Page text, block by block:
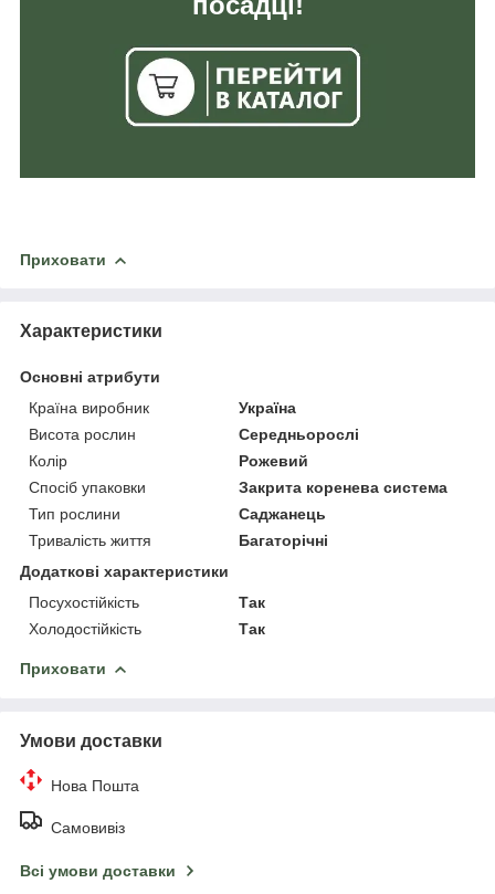
Приховати
Характеристики
Основні атрибути
Країна виробник
Україна
Висота рослин
Середньорослі
Колір
Рожевий
Спосіб упаковки
Закрита коренева система
Тип рослини
Саджанець
Тривалість життя
Багаторічні
Додаткові характеристики
Посухостійкість
Так
Холодостійкість
Так
Приховати
Умови доставки
Нова Пошта
Самовивіз
Всі умови доставки